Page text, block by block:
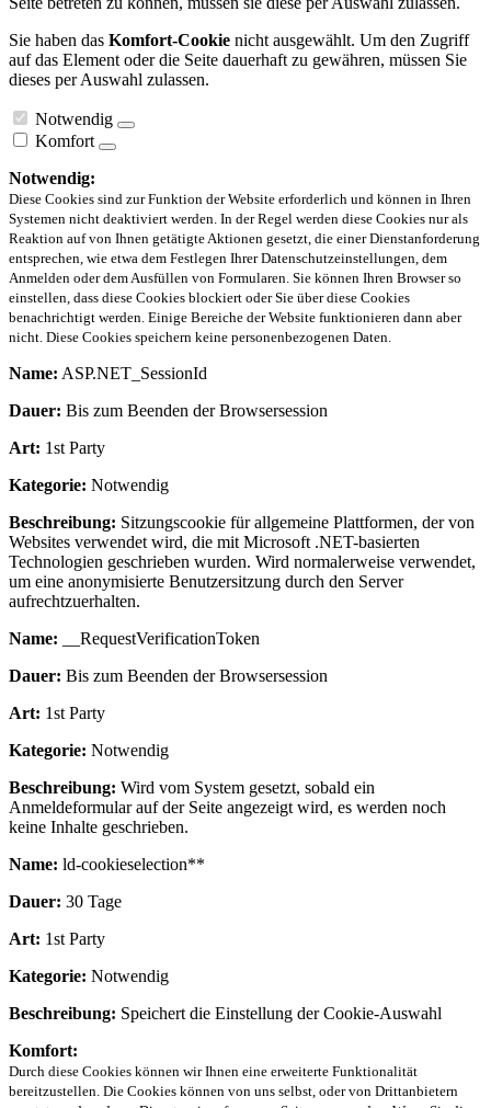
Sie haben das Komfort-Cookie nicht ausgewählt. Um den Zugriff
auf das Element oder die Seite dauerhaft zu gewähren, müssen Sie
dieses per Auswahl zulassen.
Notwendig
Komfort
Notwendig:
Diese Cookies sind zur Funktion der Website erforderlich und können in Ihren
Systemen nicht deaktiviert werden. In der Regel werden diese Cookies nur als
Reaktion auf von Ihnen getätigte Aktionen gesetzt, die einer Dienstanforderung
entsprechen, wie etwa dem Festlegen Ihrer Datenschutzeinstellungen, dem
Anmelden oder dem Ausfüllen von Formularen. Sie können Ihren Browser so
einstellen, dass diese Cookies blockiert oder Sie über diese Cookies
benachrichtigt werden. Einige Bereiche der Website funktionieren dann aber
nicht. Diese Cookies speichern keine personenbezogenen Daten.
Name: ASP.NET_SessionId
Dauer: Bis zum Beenden der Browsersession
Art: 1st Party
Kategorie: Notwendig
Beschreibung: Sitzungscookie für allgemeine Plattformen, der von
Websites verwendet wird, die mit Microsoft .NET-basierten
Technologien geschrieben wurden. Wird normalerweise verwendet,
um eine anonymisierte Benutzersitzung durch den Server
aufrechtzuerhalten.
Name: __RequestVerificationToken
Dauer: Bis zum Beenden der Browsersession
Art: 1st Party
Kategorie: Notwendig
Beschreibung: Wird vom System gesetzt, sobald ein
Anmeldeformular auf der Seite angezeigt wird, es werden noch
keine Inhalte geschrieben.
Name: ld-cookieselection**
Dauer: 30 Tage
Art: 1st Party
Kategorie: Notwendig
Beschreibung: Speichert die Einstellung der Cookie-Auswahl
Komfort:
Durch diese Cookies können wir Ihnen eine erweiterte Funktionalität
bereitzustellen. Die Cookies können von uns selbst, oder von Drittanbietern